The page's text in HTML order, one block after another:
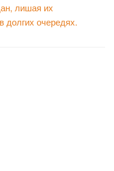
лишая их
долгих очередях.